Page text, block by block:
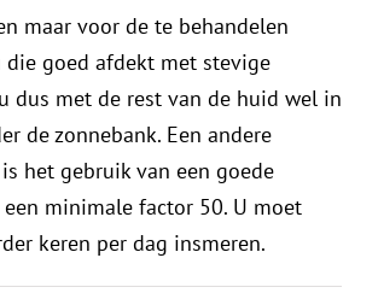
maar voor de te behandelen
die goed afdekt met stevige
dus met de rest van de huid wel in
de zonnebank. Een andere
het gebruik van een goede
minimale factor 50. U moet
keren per dag insmeren.